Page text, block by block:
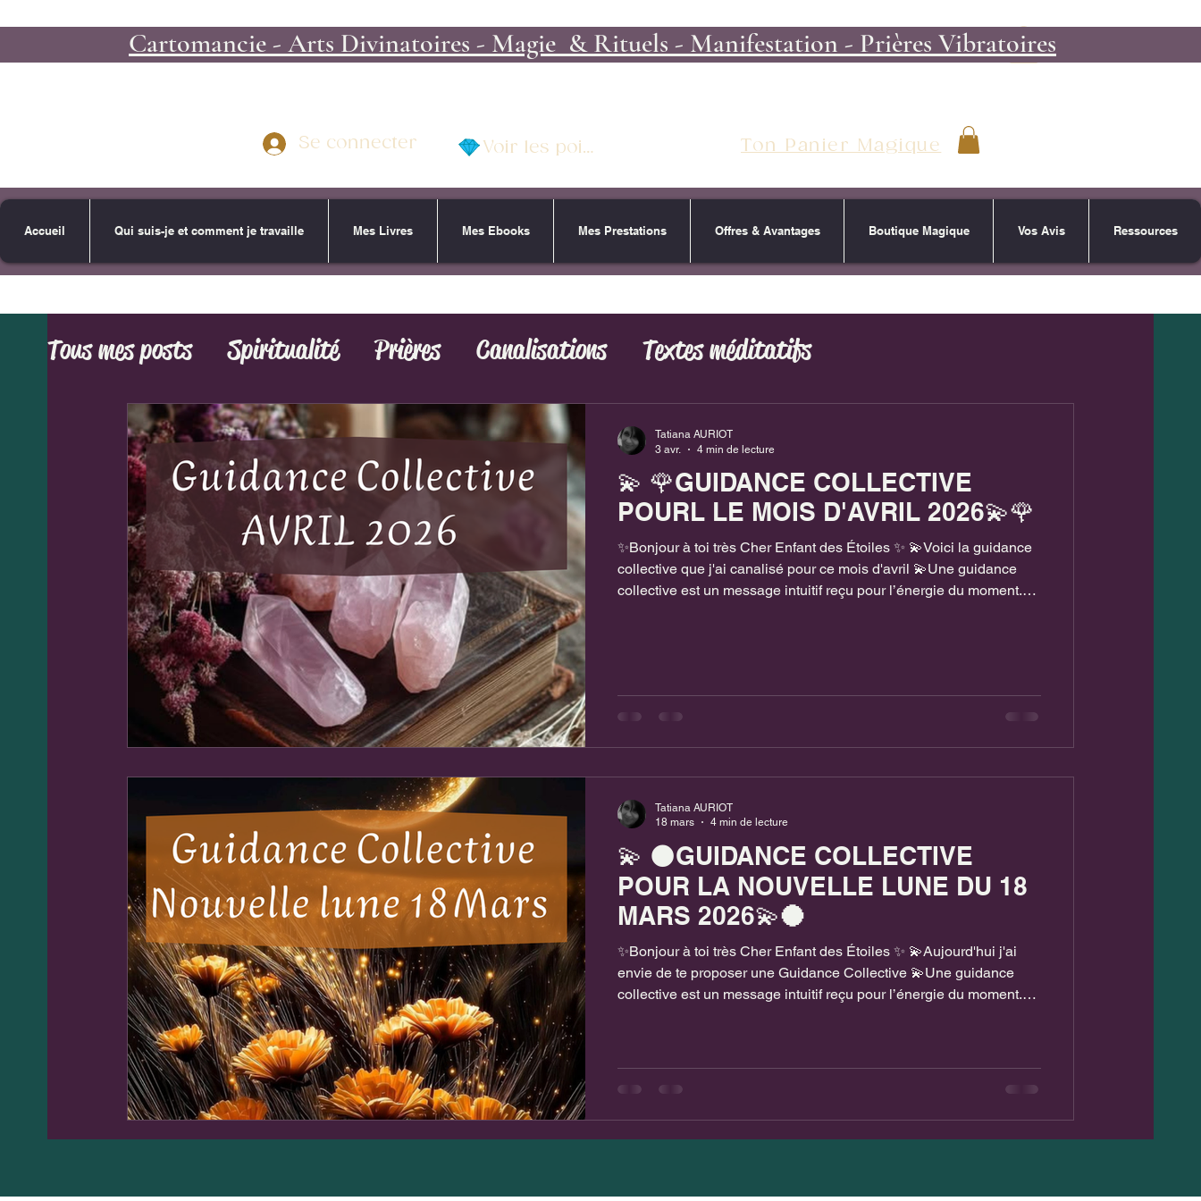
Cartomancie - Arts Divinatoires - Magie & Rituels - Manifestation - Prières Vibratoires
Se connecter Voir les points Ton Panier Magique
Accueil Qui suis-je et comment je travaille Mes Livres Mes Ebooks Mes Prestations Offres & Avantages Boutique Magique Vos Avis Ressources
Tous mes posts Spiritualité Prières Canalisations Textes méditatifs
Flammes sacrées Formules Magiques Rituels Magiques
Heures Miroir Thérapies Soins énergétiques Défi 31 jours connexion abondance
Tirages Boussole / Guidances
💫 🌹GUIDANCE COLLECTIVE
POURL LE MOIS D'AVRIL 2026💫🌹
✨Bonjour à toi très Cher Enfant des Étoiles ✨ 💫Voici la guidance
collective que j'ai canalisé pour ce mois d'avril 💫Une guidance
collective est un message intuitif reçu pour l’énergie du moment.
Si certaines phrases résonnent partic
Tatiana AURIOT
3 avr.
4 min de lecture
💫 🌑GUIDANCE COLLECTIVE
POUR LA NOUVELLE LUNE DU 18
MARS 2026💫🌑
✨Bonjour à toi très Cher Enfant des Étoiles ✨ 💫Aujourd'hui j'ai
envie de te proposer une Guidance Collective 💫Une guidance
collective est un message intuitif reçu pour l’énergie du moment.
Tatiana AURIOT
18 mars
4 min de lecture